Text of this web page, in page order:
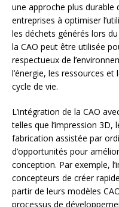
une approche plus durable
entreprises à optimiser
les déchets générés lors
la CAO peut être utilisée
respectueux de
l’énergie, les ressources
cycle de vie.
L’intégration de la CAO
telles que l’impression
fabrication assistée par
d’opportunités pour
conception. Par exemple,
concepteurs de créer
partir de leurs modèles
processus de